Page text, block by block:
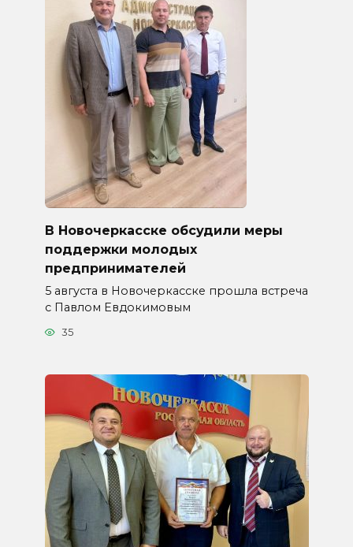
В Новочеркасске обсудили меры
поддержки молодых
предпринимателей
5 августа в Новочеркасске прошла встреча
с Павлом Евдокимовым
35